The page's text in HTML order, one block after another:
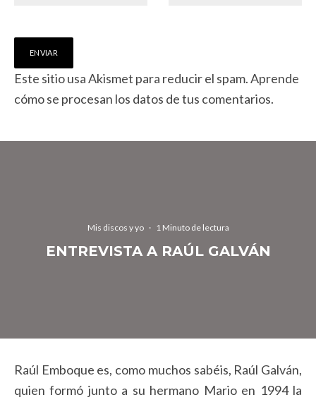
Este sitio usa Akismet para reducir el spam.Aprende
cómo se procesan los datos de tus comentarios.
Mis discos y yo · 1 Minuto de lectura
ENTREVISTA A RAÚL GALVÁN
Raúl Emboque es, como muchos sabéis, Raúl Galván,
quien formó junto a su hermano Mario en 1994 la